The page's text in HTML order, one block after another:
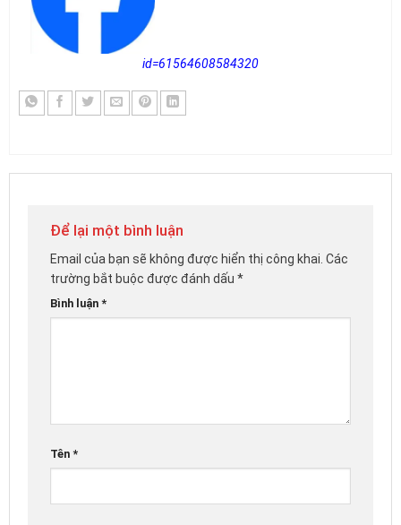
id=61564608584320
Để lại một bình luận
Email của bạn sẽ không được hiển thị công khai. Các
trường bắt buộc được đánh dấu *
Bình luận *
Tên *